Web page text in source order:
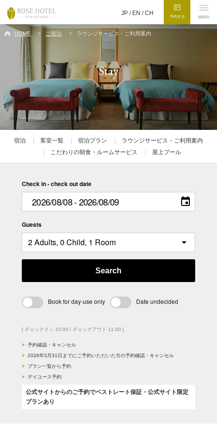
JP / EN /CH
予約する MENU
HOME ご宿泊 ラウンジサービス・ご利用案内
Stay
宿泊
宿泊 客室一覧 宿泊プラン
ラウンジサービス・ご利用案内
こだわりの朝食・ルームサービス
屋上プール
Check in - check out date
Guests
Search
Book for day-use only Date undecided
[ チェックイン 15:00 / チェックアウト 11:00 ]
予約確認・キャンセル
2026年3月31日までにご予約いただいた方の予約確認・キャンセル
プラン一覧から予約
デイユース予約
公式サイトからのご予約でベストレート保証・公式サイト限定
プランあり